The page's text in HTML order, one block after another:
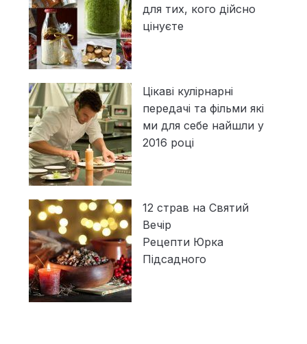
для тих, кого дійсно
цінуєте
Цікаві кулірнарні
передачі та фільми які
ми для себе найшли у
2016 році
12 страв на Святий
Вечір
Рецепти Юрка
Підсадного